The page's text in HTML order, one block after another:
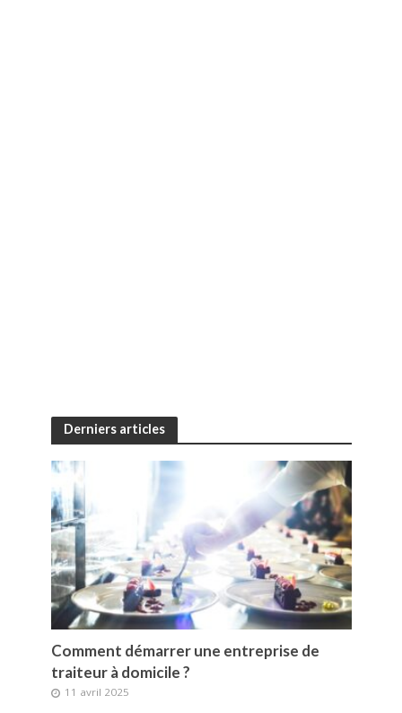
Derniers articles
Comment démarrer une entreprise de
traiteur à domicile ?
11 avril 2025